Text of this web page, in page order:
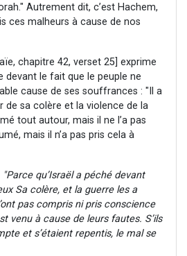
Autrement dit, c’est Hachem,
ces malheurs à cause de nos
chapitre 42, verset 25] exprime
devant le fait que le peuple ne
cause de ses souffrances : "Il a
de sa colère et la violence de la
tout autour, mais il ne l’a pas
mais il n’a pas pris cela à
"Parce qu’Israël a péché devant
Sa colère, et la guerre les a
pas compris ni pris conscience
venu à cause de leurs fautes. S’ils
et s’étaient repentis, le mal se